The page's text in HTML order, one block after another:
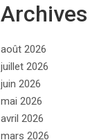
Archives
août 2026
juillet 2026
juin 2026
mai 2026
avril 2026
mars 2026